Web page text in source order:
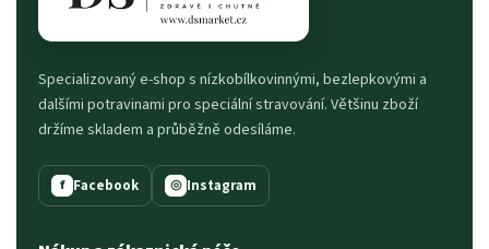
Specializovaný e-shop s nízkobílkovinnými, bezlepkovými a
dalšími potravinami pro speciální stravování. Většinu zboží
držíme skladem a průběžně odesíláme.
f Facebook ◎ Instagram